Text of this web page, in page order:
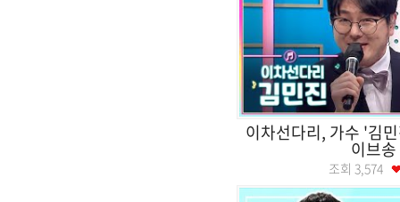
이차선다리, 가수 '김
이브송
조회 3,574